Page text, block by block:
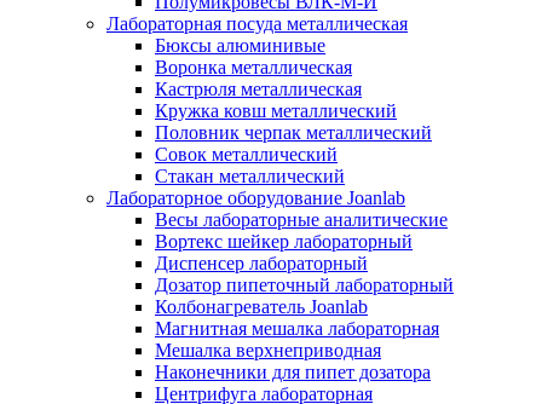
Лабораторная посуда металлическая
Бюксы алюминивые
Воронка металлическая
Кастрюля металлическая
Кружка ковш металлический
Половник черпак металлический
Совок металлический
Стакан металлический
Лабораторное оборудование Joanlab
Весы лабораторные аналитические
Вортекс шейкер лабораторный
Диспенсер лабораторный
Дозатор пипеточный лабораторный
Колбонагреватель Joanlab
Магнитная мешалка лабораторная
Мешалка верхнеприводная
Наконечники для пипет дозатора
Центрифуга лабораторная